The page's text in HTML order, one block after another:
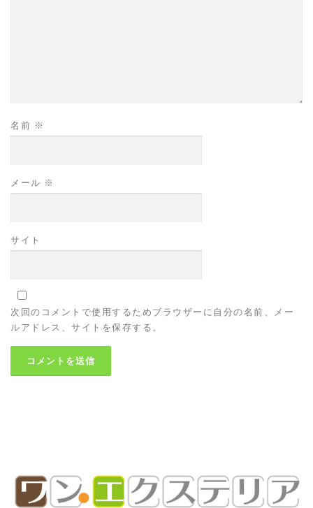
名前 ※
メール ※
サイト
次回のコメントで使用するためブラウザーに自分の名前、メー
ルアドレス、サイトを保存する。